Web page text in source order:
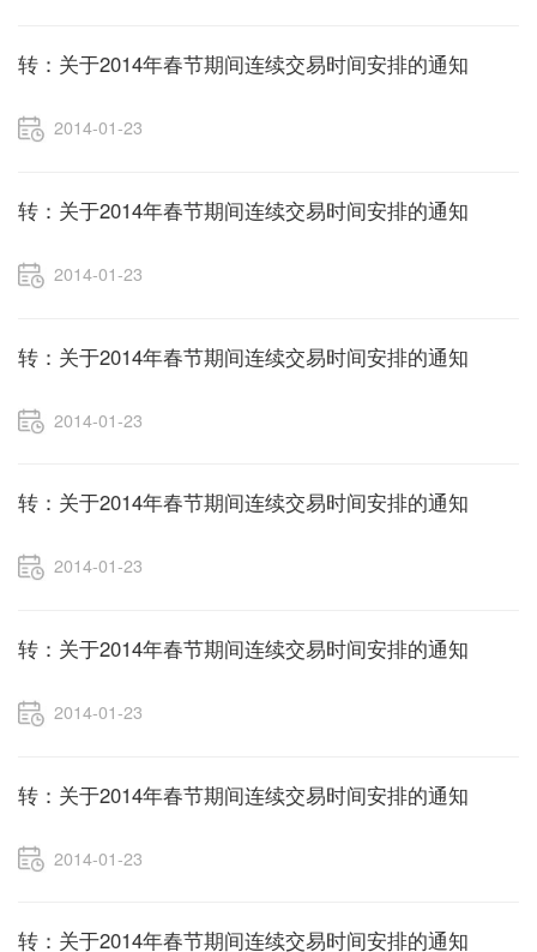
转：关于2014年春节期间连续交易时间安排的通知
2014-01-23
转：关于2014年春节期间连续交易时间安排的通知
2014-01-23
转：关于2014年春节期间连续交易时间安排的通知
2014-01-23
转：关于2014年春节期间连续交易时间安排的通知
2014-01-23
转：关于2014年春节期间连续交易时间安排的通知
2014-01-23
转：关于2014年春节期间连续交易时间安排的通知
2014-01-23
转：关于2014年春节期间连续交易时间安排的通知